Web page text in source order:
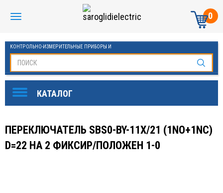
0
КОНТРОЛЬНО-ИЗМЕРИТЕЛЬНЫЕ ПРИБОРЫ И
ПЕРЕКЛЮЧАТЕЛЬ SBS0-BY-11X/21 (1NO+1NC)
D=22 НА 2 ФИКСИР/ПОЛОЖЕН 1-0